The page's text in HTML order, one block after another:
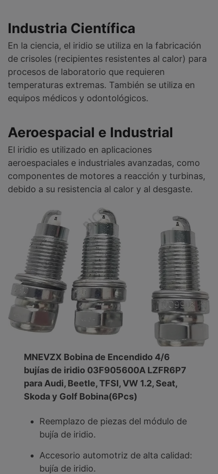
Industria Científica
En la ciencia, el iridio se utiliza en la fabricación
de crisoles (recipientes resistentes al calor) para
procesos de laboratorio que requieren
temperaturas extremas. También se utiliza en
equipos médicos y odontológicos.
Aeroespacial e Industrial
El iridio es utilizado en aplicaciones
aeroespaciales e industriales avanzadas, como
componentes de motores a reacción y turbinas,
debido a su resistencia al calor y al desgaste.
MNEVZX Bobina de Encendido 4/6
bujías de iridio 03F905600A LZFR6P7
para Audi, Beetle, TFSI, VW 1.2, Seat,
Skoda y Golf Bobina(6Pcs)
Reemplazo de piezas del módulo de
bujía de iridio.
Accesorio automotriz de alta calidad:
bujía de iridio.